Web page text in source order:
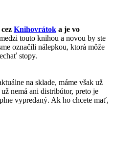
Knihovrátok a je vo
touto knihou a novou by ste
označili nálepkou, ktorá môže
stopy.
na sklade, máme však už
nemá ani distribútor, preto je
vypredaný. Ak ho chcete mať,